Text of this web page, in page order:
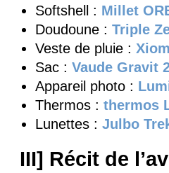
Softshell : Millet
Doudoune : Triple
Veste de pluie :
Sac : Vaude Gravit
Appareil photo :
Thermos : thermos
Lunettes : Julbo
III] Récit de